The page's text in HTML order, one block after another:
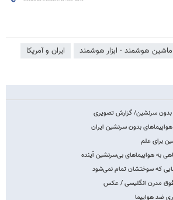
ماشین هوشمند - ابزار هوشمند ایران و آمریکا
بدون سرنشین/ گزارش تصویری
هواپیماهای بدون سرنشین ایران
برای علم
به هواپیماهای بی‌سرنشین آینده
که سوختشان تمام نمی‌شود
فوق مدرن انگلیسی / عکس
ضد هواپیما